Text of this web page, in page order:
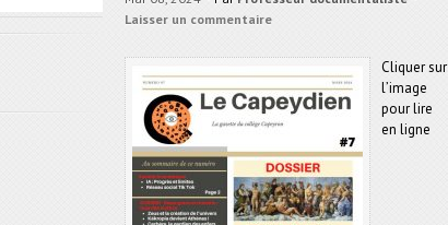
Laisser un commentaire
Cliquer sur
l’image
pour lire
en ligne